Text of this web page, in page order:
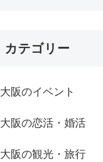
カテゴリー
大阪のイベント
大阪の恋活・婚活
大阪の観光・旅行